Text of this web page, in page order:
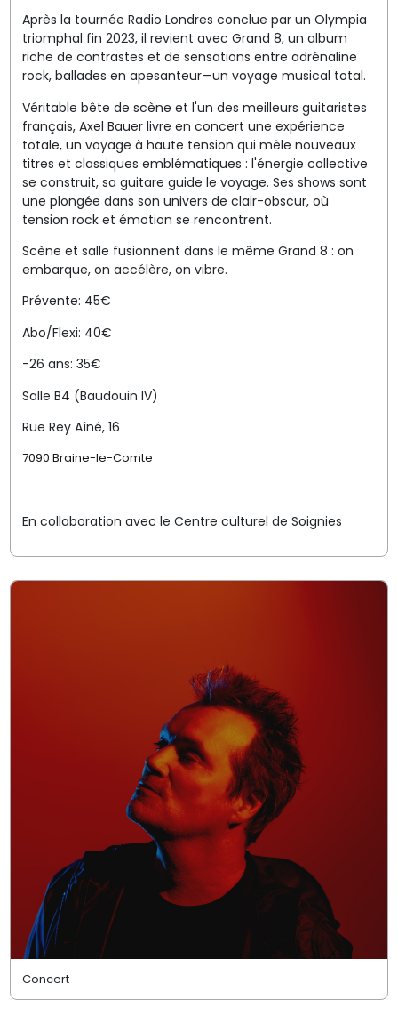
Après la tournée Radio Londres conclue par un Olympia
triomphal fin 2023, il revient avec Grand 8, un album
riche de contrastes et de sensations entre adrénaline
rock, ballades en apesanteur—un voyage musical total.
Véritable bête de scène et l'un des meilleurs guitaristes
français, Axel Bauer livre en concert une expérience
totale, un voyage à haute tension qui mêle nouveaux
titres et classiques emblématiques : l'énergie collective
se construit, sa guitare guide le voyage. Ses shows sont
une plongée dans son univers de clair-obscur, où
tension rock et émotion se rencontrent.
Scène et salle fusionnent dans le même Grand 8 : on
embarque, on accélère, on vibre.
Prévente: 45€
Abo/Flexi: 40€
-26 ans: 35€
Salle B4 (Baudouin IV)
Rue Rey Aîné, 16
7090 Braine-le-Comte
En collaboration avec le Centre culturel de Soignies
Concert